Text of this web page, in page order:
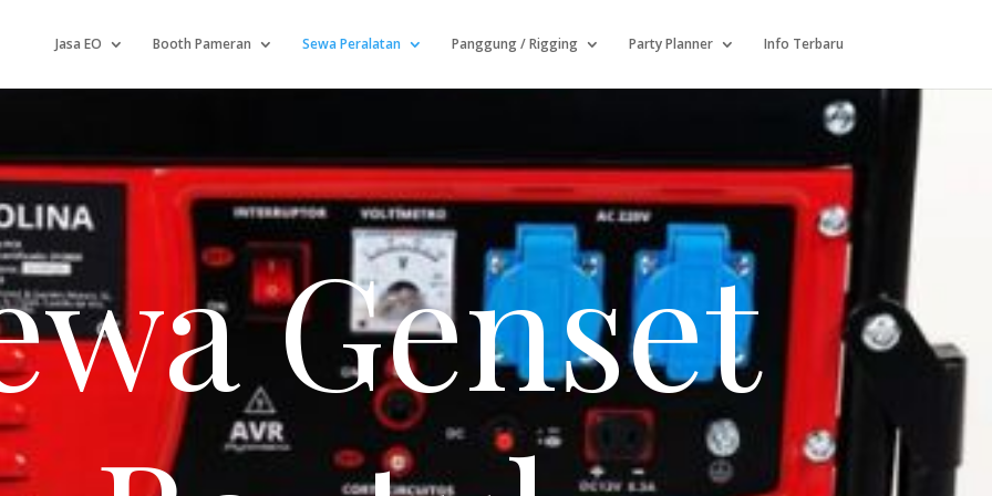
Jasa EO Booth Pameran Sewa Peralatan Panggung / Rigging Party Planner Info Terbaru
Genset